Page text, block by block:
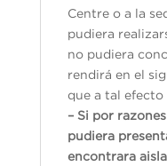
Centre o a la
pudiera
no pudiera
rendirá en el
que a tal efecto
– Si por
pudiera
encontrara